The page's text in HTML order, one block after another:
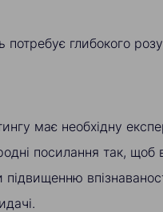
глибокого
має необхідну
посилання так, щоб
підвищенню